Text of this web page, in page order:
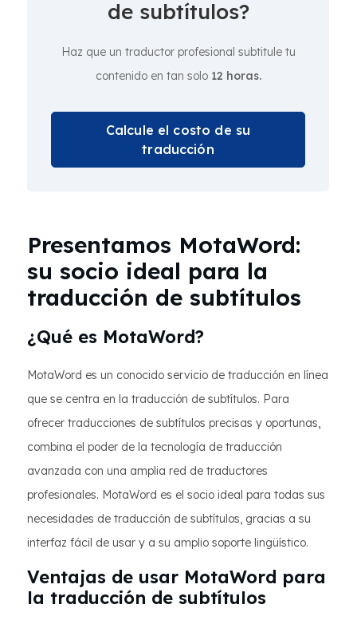
de subtítulos?
Haz que un traductor profesional subtitule tu
contenido en tan solo 12 horas.
Calcule el costo de su
traducción
Presentamos MotaWord:
su socio ideal para la
traducción de subtítulos
¿Qué es MotaWord?
MotaWord es un conocido servicio de traducción en línea
que se centra en la traducción de subtítulos. Para
ofrecer traducciones de subtítulos precisas y oportunas,
combina el poder de la tecnología de traducción
avanzada con una amplia red de traductores
profesionales. MotaWord es el socio ideal para todas sus
necesidades de traducción de subtítulos, gracias a su
interfaz fácil de usar y a su amplio soporte lingüístico.
Ventajas de usar MotaWord para
la traducción de subtítulos